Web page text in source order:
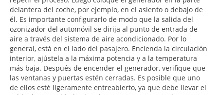
delantera del coche, por ejemplo, en el asiento o debajo de
él. Es importante configurarlo de modo que la salida del
ozonizador del automóvil se dirija al punto de entrada de
aire a través del sistema de aire acondicionado. Por lo
general, está en el lado del pasajero. Encienda la circulación
interior, ajústela a la máxima potencia y a la temperatura
más baja. Después de encender el generador, verifique que
las ventanas y puertas estén cerradas. Es posible que uno
de ellos esté ligeramente entreabierto, ya que debe llevar el